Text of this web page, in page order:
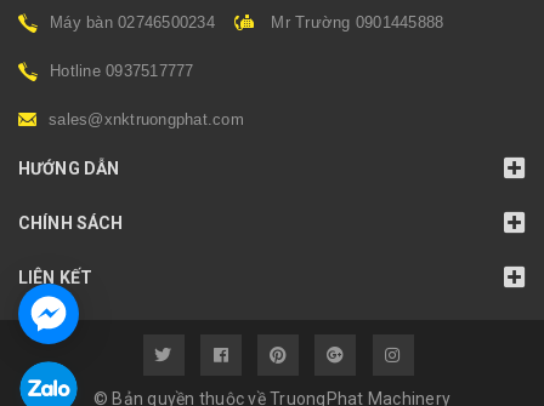
Máy bàn 02746500234 Mr Trường 0901445888
Hotline 0937517777
sales@xnktruongphat.com
HƯỚNG DẪN
CHÍNH SÁCH
LIÊN KẾT
© Bản quyền thuộc về TruongPhat Machinery